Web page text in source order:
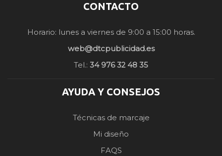
CONTACTO
Horario: lunes a viernes de 9:00 a 15:00 horas.
web@dtcpublicidad.es
Tel.: 34 976 32 48 35
AYUDA Y CONSEJOS
Técnicas de marcaje
Mi diseño
FAQS